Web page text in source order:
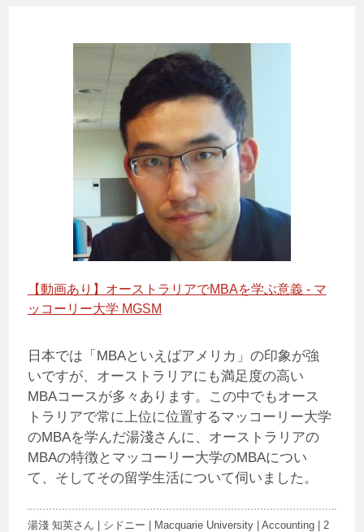
【動画あり】オーストラリアでMBAを学ぶ意義 - マ
ッコーリー大学 MGSM
日本では「MBAといえばアメリカ」の印象が強
いですが、オーストラリアにも満足度の高い
MBAコースが多々あります。この中でもオース
トラリアで常に上位に位置するマッコーリー大学
のMBAを学んだ湯淺さんに、オーストラリアの
MBAの特徴とマッコーリー大学のMBAについ
て、そしてその留学生活について伺いました。
湯淺 知英さん | シドニー | Macquarie University | Accounting | 2